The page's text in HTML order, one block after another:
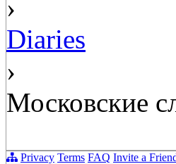
›
Diaries
›
Московские
Privacy Terms FAQ Invite a